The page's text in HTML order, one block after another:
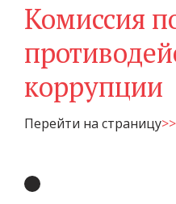
Комиссия
коррупции
Перейти на страницу>>